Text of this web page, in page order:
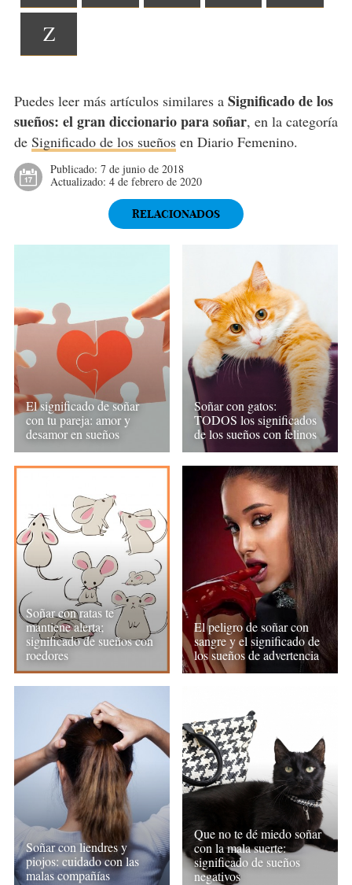
Z
Puedes leer más artículos similares a Significado de los
sueños: el gran diccionario para soñar, en la categoría
de Significado de los sueñosen Diario Femenino.
Publicado: 7 de junio de 2018
Actualizado: 4 de febrero de 2020
RELACIONADOS
El significado de soñar
con tu pareja: amor y
desamor en sueños
Soñar con gatos:
TODOS los significados
de los sueños con felinos
Soñar con ratas te
mantiene alerta;
significado de sueños con
roedores
El peligro de soñar con
sangre y el significado de
los sueños de advertencia
Soñar con liendres y
piojos: cuidado con las
malas compañías
Que no te dé miedo soñar
con la mala suerte:
significado de sueños
negativos